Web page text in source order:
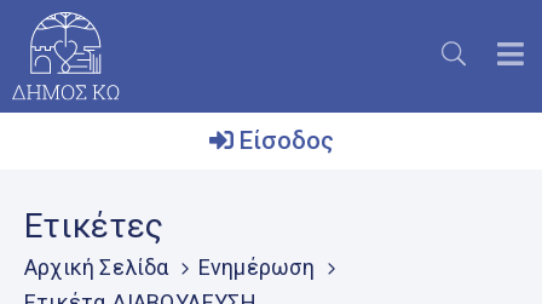
Δήμος
Το
Είσοδος
Ετικέτες
Αρχική Σελίδα
Ενημέρωση